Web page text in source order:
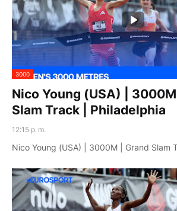
3000
Nico Young (USA) |
Slam Track | Philadelphia
12:15 p. m.
Nico Young (USA) | 3000M | Grand Slam